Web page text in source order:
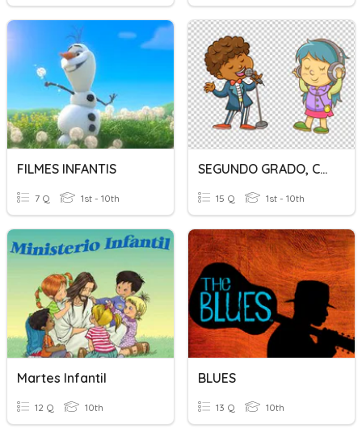
FILMES INFANTIS
7 Q 1st - 10th
SEGUNDO GRADO, CONTENIDO CANCIONES
15 Q 1st - 10th
Martes Infantil
12 Q 10th
BLUES
13 Q 10th